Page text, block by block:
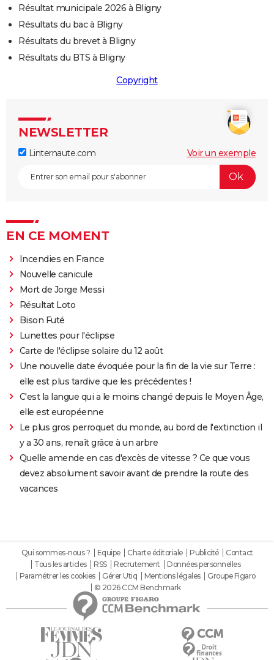
Résultat municipale 2026 à Bligny
Résultats du bac à Bligny
Résultats du brevet à Bligny
Résultats du BTS à Bligny
Copyright
NEWSLETTER
Linternaute.com Voir un exemple
EN CE MOMENT
Incendies en France
Nouvelle canicule
Mort de Jorge Messi
Résultat Loto
Bison Futé
Lunettes pour l'éclipse
Carte de l'éclipse solaire du 12 août
Une nouvelle date évoquée pour la fin de la vie sur Terre :
elle est plus tardive que les précédentes !
C'est la langue qui a le moins changé depuis le Moyen Âge,
elle est européenne
Le plus gros perroquet du monde, au bord de l'extinction il
y a 30 ans, renaît grâce à un arbre
Quelle amende en cas d'excès de vitesse ? Ce que vous
devez absolument savoir avant de prendre la route des
vacances
Qui sommes-nous ? Equipe Charte éditoriale Publicité
Contact
Tous les articles
RSS Recrutement
Données personnelles
Paramétrer les cookies
Gérer Utiq Mentions légales
Groupe Figaro
© 2026 CCM Benchmark